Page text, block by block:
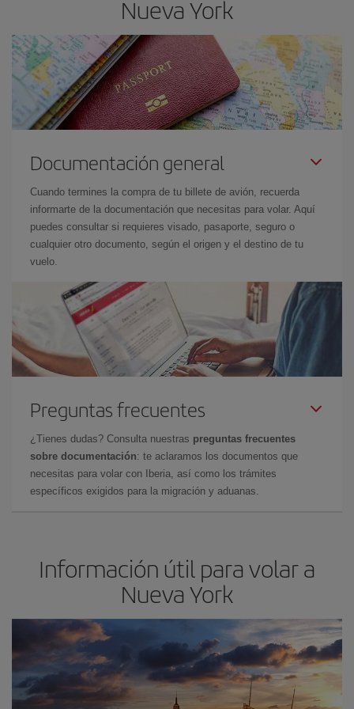
Nueva York
Documentación general
Cuando termines la compra de tu billete de avión, recuerda
informarte de la documentación que necesitas para volar. Aquí
puedes consultar si requieres visado, pasaporte, seguro o
cualquier otro documento, según el origen y el destino de tu
vuelo.
Preguntas frecuentes
¿Tienes dudas? Consulta nuestras preguntas frecuentes
sobre documentación: te aclaramos los documentos que
necesitas para volar con Iberia, así como los trámites
específicos exigidos para la migración y aduanas.
Información útil para volar a
Nueva York